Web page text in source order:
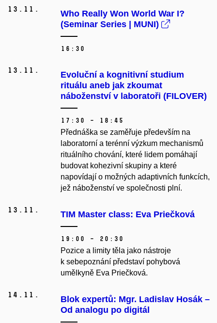
13. 11.
Who Really Won World War I?
(Seminar Series | MUNI)
16:30
13. 11.
Evoluční a kognitivní studium
rituálu aneb jak zkoumat
náboženství v laboratoři (FILOVER)
17:30 – 18:45
Přednáška se zaměřuje především na
laboratorní a terénní výzkum mechanismů
rituálního chování, které lidem pomáhají
budovat kohezivní skupiny a které
napovídají o možných adaptivních funkcích,
jež náboženství ve společnosti plní.
13. 11. TIM Master class: Eva Priečková
19:00 – 20:30
Pozice a limity těla jako nástroje
k sebepoznání představí pohybová
umělkyně Eva Priečková.
14. 11.
Blok expertů: Mgr. Ladislav Hosák –
Od analogu po digitál